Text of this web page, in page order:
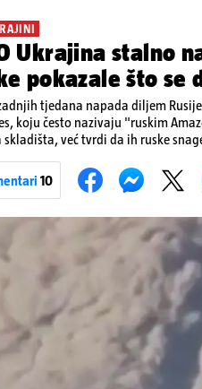
Ukrajina stalno
pokazale što se
tjedana napada diljem
koju često nazivaju "ruskim
skladišta, već tvrdi da ih ruske
ukrajinske poštanske i
dublje na ruski teritorij i približe
10